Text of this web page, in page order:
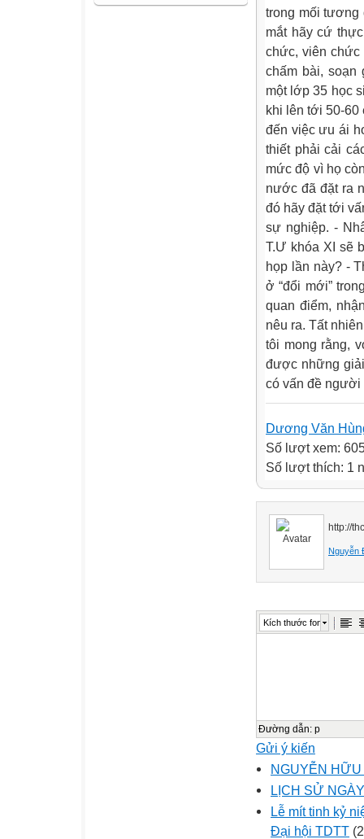
trong mối tương
mắt hãy cứ
chức, viên chức
chấm bài, soạn
một lớp 35 học
khi lên tới 50-60
đến việc ưu ái
thiết phải cải
mức độ vì họ
nước đã đặt ra
đó hãy đặt tới
sự nghiệp. -
T.Ư khóa XI sẽ
họp lần này? -
ở “đổi mới”
quan điểm,
nêu ra. Tất
tôi mong rằng,
được những
có vấn đề người
Dương Văn
Số lượt xem:
Số lượt thích: 1
http://
Nguyễn
Kích thước font
Đường dẫn: p
Gửi ý kiến
NGUYỄN
LỊCH SỬ
Lễ mít tinh kỷ
Đại hội TDTT